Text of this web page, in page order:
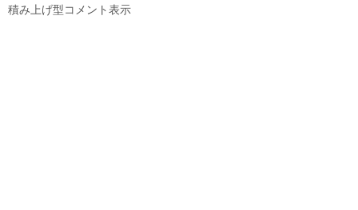
積み上げ型コメント表示